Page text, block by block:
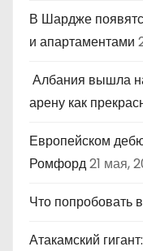
В Шардже
и апартаментами
Албания вышла
арену как
Европейском
Ромфорд21 мая,
Что попробовать
Атакамский